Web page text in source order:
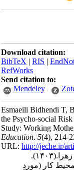
Download citation:
BibTeX|RIS|
RefWorks
Send citation to:
Mendeley
Esmaeili Bidhendi
the Psycho-social
Study: Working
Education.5(4),
URL:http://jeche.ir/
کار (موردِ